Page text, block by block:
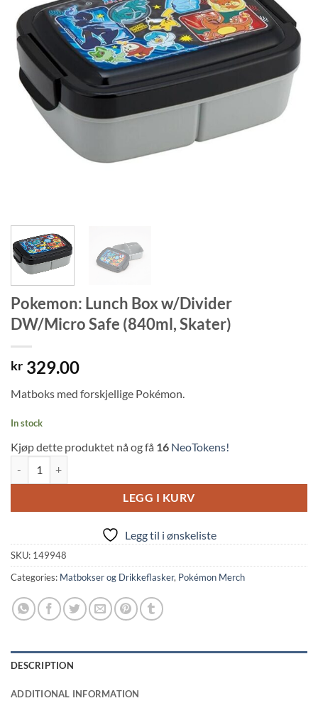
Pokemon: Lunch Box w/Divider
DW/Micro Safe (840ml, Skater)
kr 329.00
Matboks med forskjellige Pokémon.
In stock
Kjøp dette produktet nå og få 16 NeoTokens!
LEGG I KURV
Legg til i ønskeliste
SKU: 149948
Categories: Matbokser og Drikkeflasker, Pokémon Merch
DESCRIPTION
ADDITIONAL INFORMATION